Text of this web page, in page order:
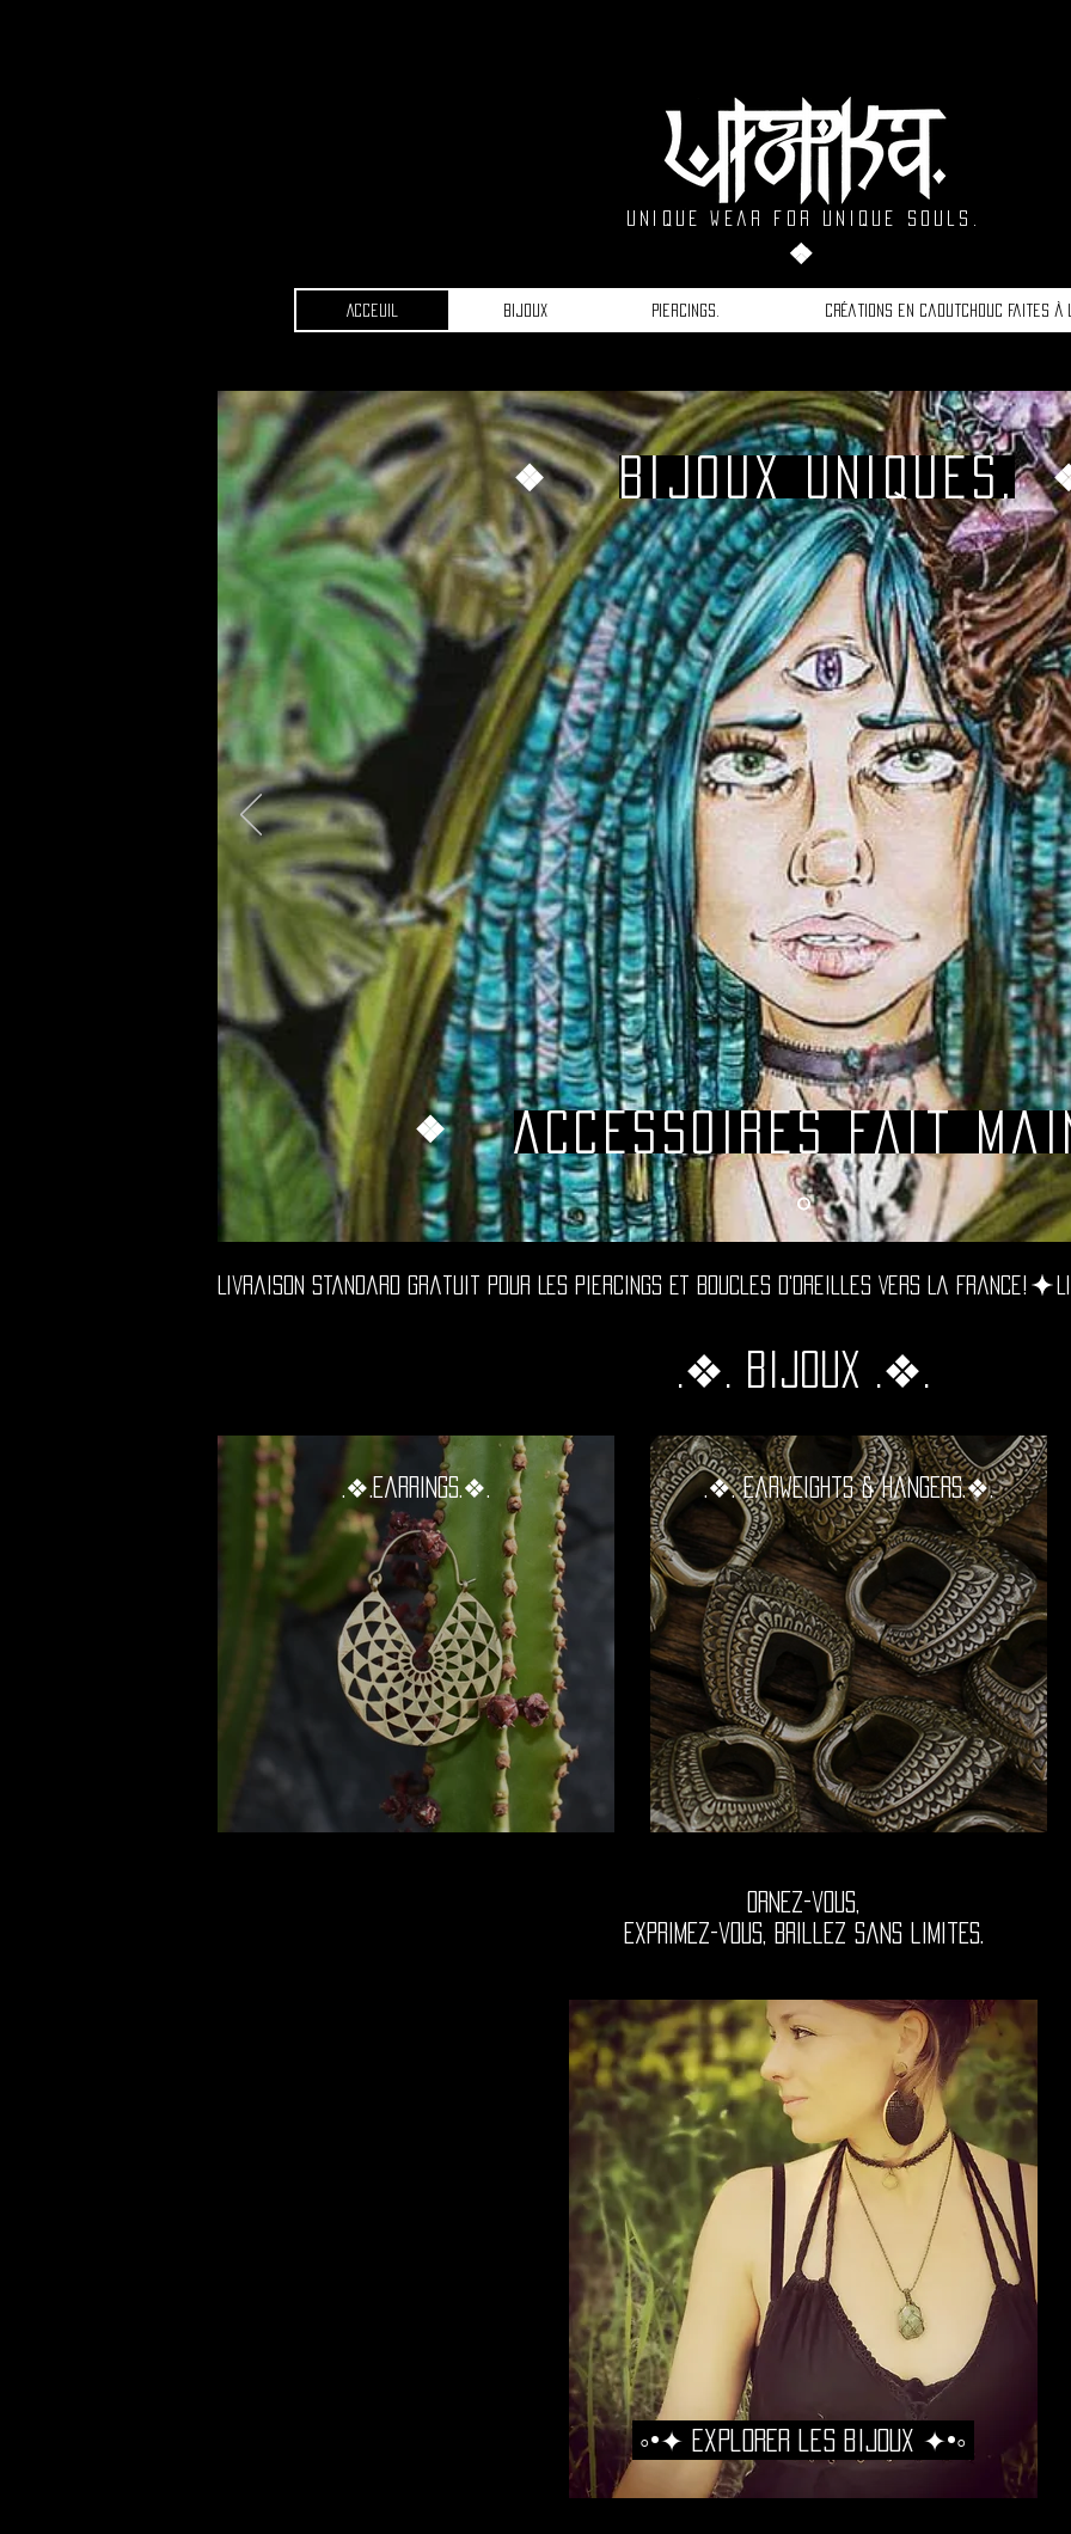
Unique wear For unique souls.
❖
Acceuil Bijoux Piercings. Créations en caoutchouc faites à
❖ Bijoux uniques.
❖ Accessoires fait
Livraison Standard Gratuit Pour Les Piercings Et Boucles D'oreilles Vers La France!
.❖. bijoux .❖.
.❖.Earrings.❖. .❖. Earweights & Hangers.❖.
Ornez-vous,
exprimez-vous, brillez sans limites.
◦•✦ Explorer les bijoux ✦•◦